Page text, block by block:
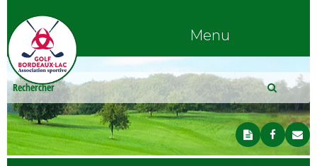
Menu